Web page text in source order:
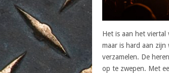
Het is aan het viertal
maar is hard aan
verzamelen. De
op te zwepen. Met